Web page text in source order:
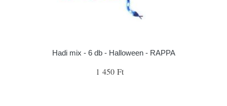
Hadi mix - 6 db - Halloween - RAPPA
1 450 Ft